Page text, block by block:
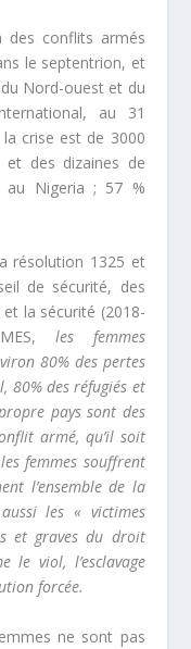
conflits armés
le septentrion, et
Nord-ouest et du
au 31
crise est de 3000
et des dizaines de
au Nigeria ; 57 %
résolution 1325 et
de sécurité, des
la sécurité (2018-
les femmes
80% des pertes
80% des réfugiés et
pays sont des
armé, qu’il soit
femmes souffrent
l’ensemble de la
les « victimes
et graves du droit
le viol, l’esclavage
forcée.
ne sont pas